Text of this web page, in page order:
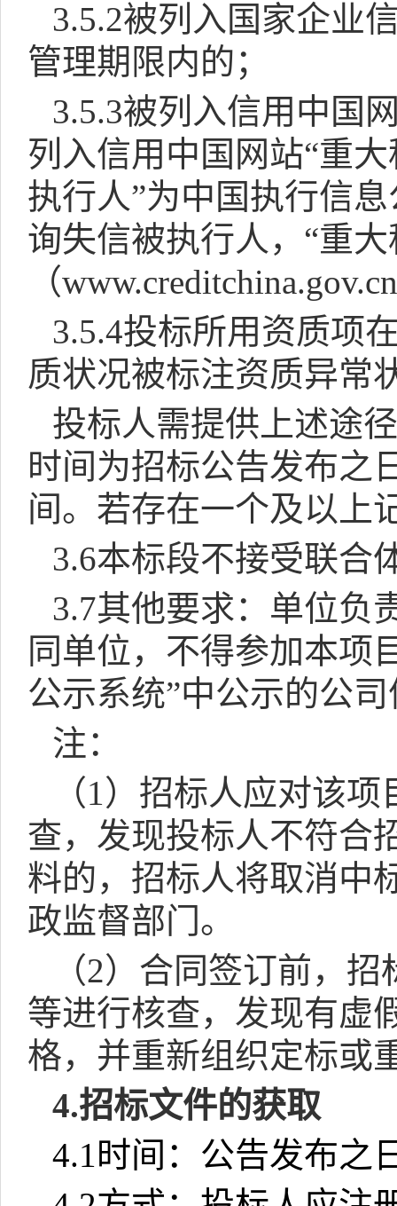
3.5.2被列入国家企业
管理期限内的；
3.5.3被列入信用中国
列入信用中国网站“重
执行人”为中国执行信
询失信被执行人， “重
（www.creditchina.gov.cn
3.5.4投标所用资质项
质状况被标注资质异常
投标人需提供上述途
时间为招标公告发布之
间。若存在一个及以上
3.6本标段不接受联合
3.7其他要求：单位负
同单位，不得参加本项
公示系统”中公示的公
注：
（1）招标人应对该
查，发现投标人不符合
料的，招标人将取消中
政监督部门。
（2）合同签订前，
等进行核查，发现有虚
格，并重新组织定标或
4.招标文件的获取
4.1 时间：公告发布之